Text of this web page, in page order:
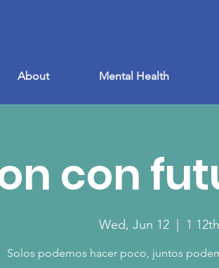
About Mental Health
con
Wed, Jun 12
  |
1
Solos podemos hacer poco, juntos